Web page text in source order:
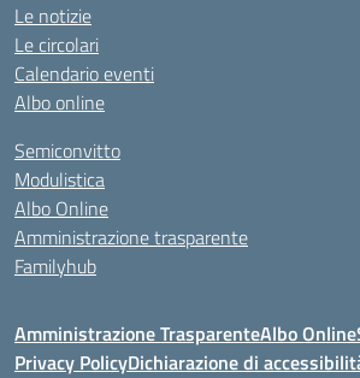
Le notizie
Le circolari
Calendario eventi
Albo online
Semiconvitto
Modulistica
Albo Online
Amministrazione trasparente
Familyhub
Amministrazione TrasparenteAlbo Online
Privacy PolicyDichiarazione di